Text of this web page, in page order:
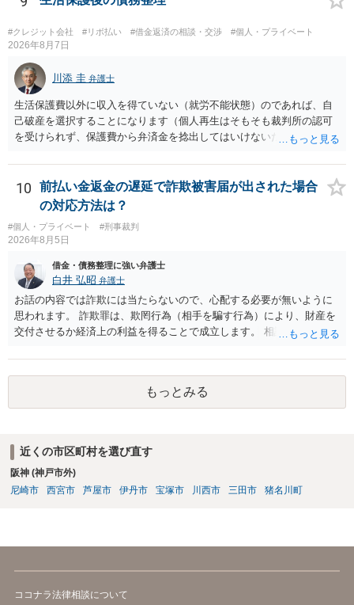
#クレジット会社 #リボ払い #借金返済の相談・交渉 #個人・プライベート
2026年8月7日
川添 圭 弁護士
生活保護費以外に収入を得ていない（就労不能状態）のであれば、自
己破産を選択することになります（個人再生はそもそも裁判所の認可
を受けられず、保護費から弁済金を捻出してはいけないため任意整理
士費用は法テラスが負担し、裁判所の予納金等も法テラスが援助して
くれるため、弁護士へ自己破産を任せれば解決します。
10
前払い金返金の遅延で詐欺被害届が出された場合
の対応方法は？
#個人・プライベート #刑事裁判
2026年8月5日
借金・債務整理に強い弁護士
白井 弘昭 弁護士
お話の内容では詐欺には当たらないので、心配する必要が無いように
思われます。 詐欺罪は、欺罔行為（相手を騙す行為）により、財産を
交付させるか経済上の利益を得ることで成立します。 相談者さんは、
ので、詐欺罪の実行行為性が無く罪に問うことはできません。 おそら
く、相手が真実を話せば警察も取り合わないと思いますが、虚偽の内
容を述べた場合は、捜査はあるかもしれません。 ただし、捜査におい
て、真実を説明すれば、「ちゃんと返しなさいよ」程度の注意で済む
のは致し方ありません。真摯に分割して支払うことを相手に告げてい
くのみでしょう。 以上、ご参考まで。
もっとみる
近くの市区町村を選び直す
阪神 (神戸市外)
尼崎市
西宮市 芦屋市 伊丹市 宝塚市 川西市 三田市 猪名川町
ココナラ法律相談について